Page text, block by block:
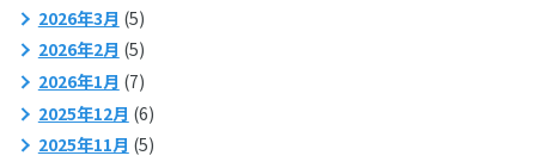
2026年3月 (5)
2026年2月 (5)
2026年1月 (7)
2025年12月 (6)
2025年11月 (5)